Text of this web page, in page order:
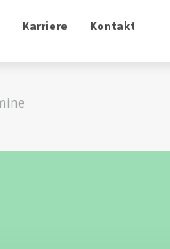
Karriere Kontakt